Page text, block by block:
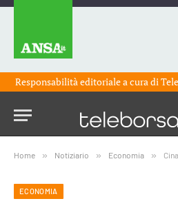
Responsabilità editoriale a cura di
Home » Notiziario » Economia » Cina,
ECONOMIA